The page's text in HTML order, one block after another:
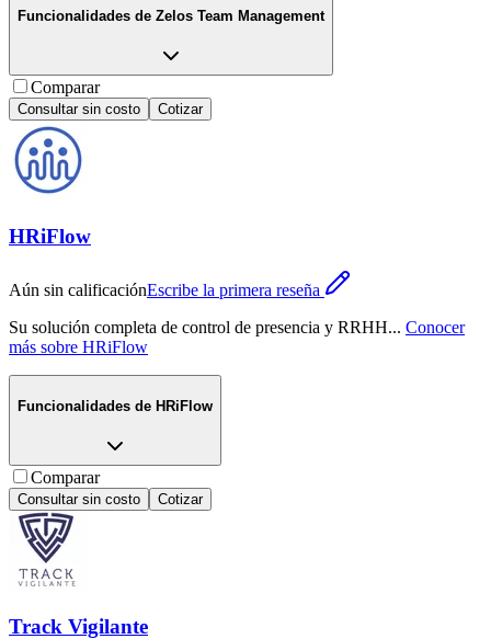
Funcionalidades de Zelos Team Management
Comparar
Consultar sin costo Cotizar
HRiFlow
Aún sin calificaciónEscribe la primera reseña
Su solución completa de control de presencia y RRHH... Conocer
más sobre HRiFlow
Funcionalidades de HRiFlow
Comparar
Consultar sin costo Cotizar
Track Vigilante